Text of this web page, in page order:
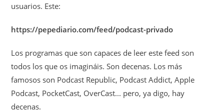
usuarios. Este:
https://pepediario.com/feed/podcast-privado
Los programas que son capaces de leer este feed son
todos los que os imagináis. Son decenas. Los más
famosos son Podcast Republic, Podcast Addict, Apple
Podcast, PocketCast, OverCast... pero, ya digo, hay
decenas.